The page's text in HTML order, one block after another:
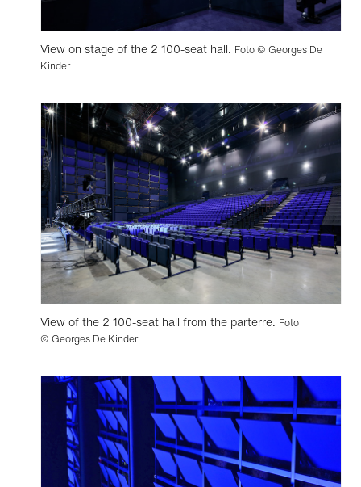
View on stage of the 2 100-seat hall. Foto © Georges De
Kinder
View of the 2 100-seat hall from the parterre. Foto
© Georges De Kinder